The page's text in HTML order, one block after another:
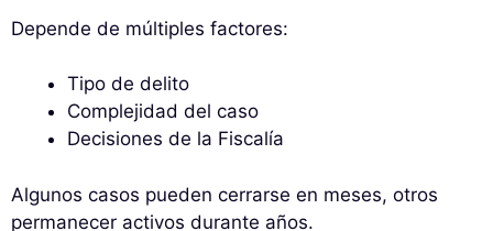
Depende de múltiples factores:
Tipo de delito
Complejidad del caso
Decisiones de la Fiscalía
Algunos casos pueden cerrarse en meses, otros
permanecer activos durante años.